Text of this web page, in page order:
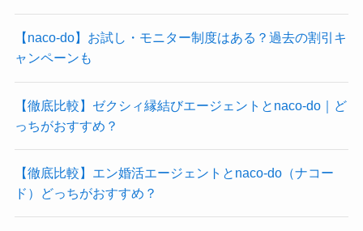
【naco-do】お試し・モニター制度はある？過去の割引キ
ャンペーンも
【徹底比較】ゼクシィ縁結びエージェントとnaco-do｜ど
っちがおすすめ？
【徹底比較】エン婚活エージェントとnaco-do（ナコー
ド）どっちがおすすめ？